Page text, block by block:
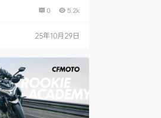
0 5.2k
25年10月29日